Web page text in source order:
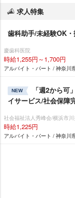
求人特集
歯科助手/未経験OK
慶歯科医院
時給1,255円～1,700円
アルバイト・パート / 神奈川
NEW
「週2から
イサービス/社会保障
社会福祉法人秀峰会/横浜市
時給1,225円
アルバイト・パート / 神奈川